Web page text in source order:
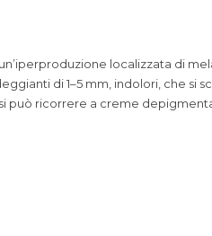
localizzata di
di 1–5 mm, indolori, che si
ricorrere a creme